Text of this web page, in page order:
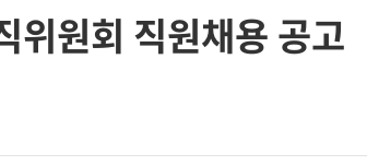
위원회 직원채용 공고